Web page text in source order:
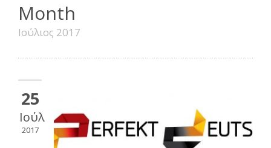
Month
Ιούλιος 2017
25
Ιούλ
2017